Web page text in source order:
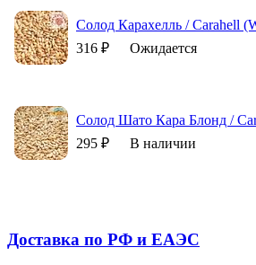
Солод Карахелль / Carahell
316 ₽
Ожидается
Солод Шато Кара Блонд /
295 ₽
В наличии
Доставка по РФ и EAЭС